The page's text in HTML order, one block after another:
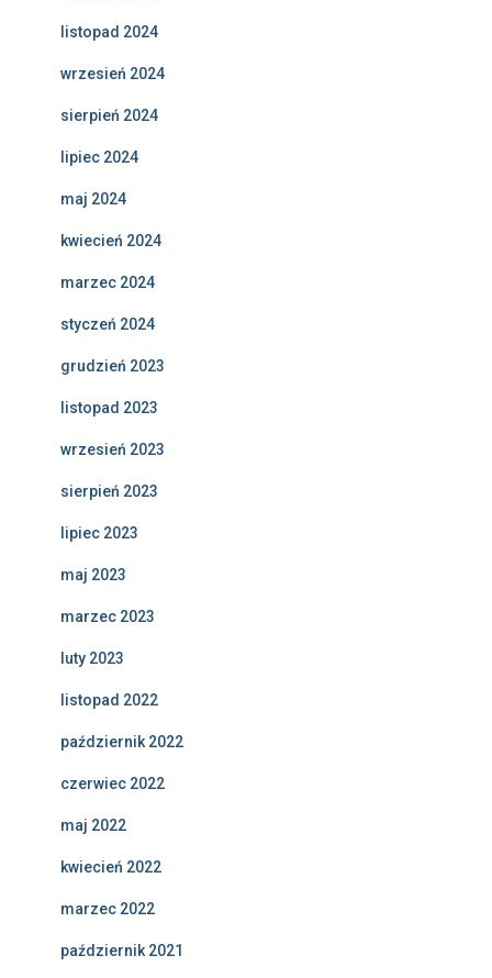
listopad 2024
wrzesień 2024
sierpień 2024
lipiec 2024
maj 2024
kwiecień 2024
marzec 2024
styczeń 2024
grudzień 2023
listopad 2023
wrzesień 2023
sierpień 2023
lipiec 2023
maj 2023
marzec 2023
luty 2023
listopad 2022
październik 2022
czerwiec 2022
maj 2022
kwiecień 2022
marzec 2022
październik 2021